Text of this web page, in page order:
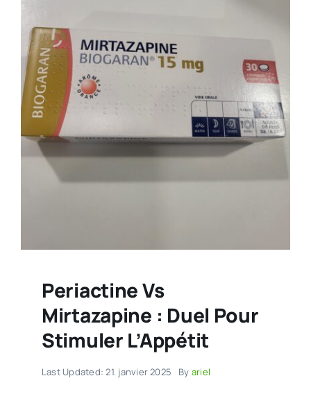
Periactine Vs
Mirtazapine : Duel Pour
Stimuler L’Appétit
Last Updated: 21. janvier 2025 By ariel